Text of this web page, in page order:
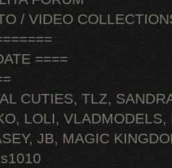
/ VIDEO
====
CUTIES, TLZ,
LOLI, VLADMODELS,
JB, MAGIC